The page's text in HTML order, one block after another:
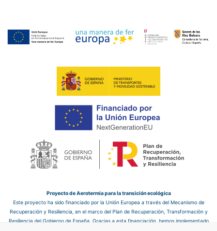
Proyecto de Aerotermia para la transición ecológica
Este proyecto ha sido financiado por la Unión Europea a través del Mecanismo de
Recuperación y Resiliencia, en el marco del Plan de Recuperación, Transformación y
Resiliencia del Gobierno de España. Gracias a esta financiación, hemos implementado